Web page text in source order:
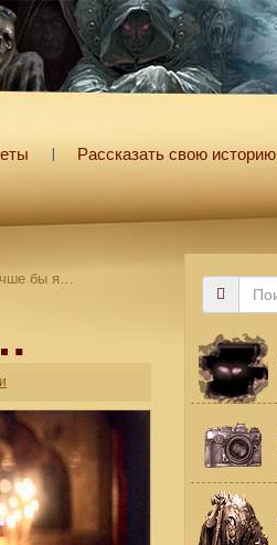
Рассказать свою историю
бы я…
Поиск